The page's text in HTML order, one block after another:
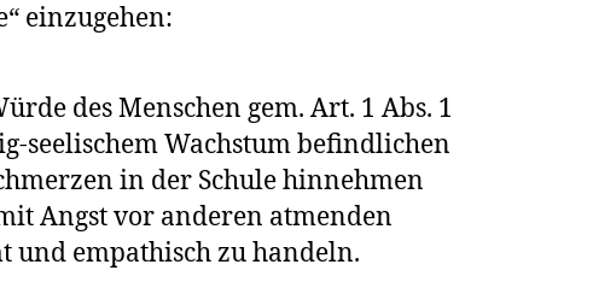
einzugehen:
des Menschen gem. Art. 1 Abs. 1
seelischem Wachstum befindlichen
in der Schule hinnehmen
Angst vor anderen atmenden
und empathisch zu handeln.